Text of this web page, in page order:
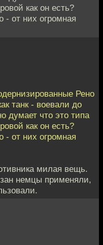
как он есть?
- от них огромная
Рено
танк - воевали до
думает что это типа
как он есть?
- от них огромная
милая вещь.
немцы применяли,